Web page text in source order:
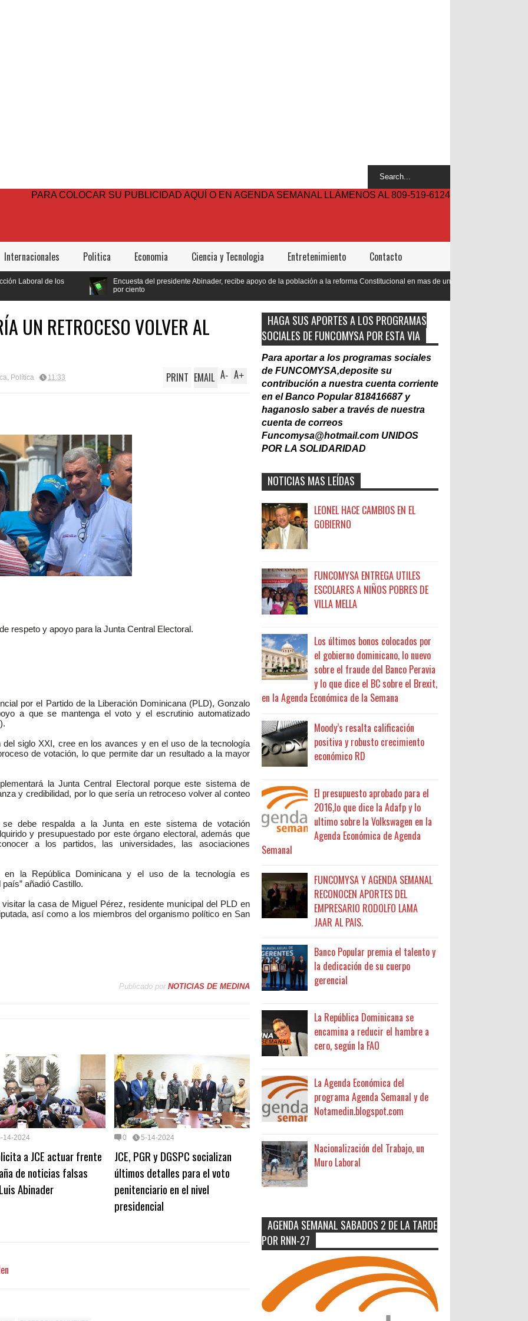
PARA COLOCAR SU PUBLICIDAD AQUÍ O EN AGENDA SEMANAL LLÁMENOS AL 809-519-6124
Internacionales Politica Economia Ciencia y Tecnologia Entretenimiento Contacto
Encuesta del presidente Abinader, recibe apoyo de la población a la reforma Constitucional en mas de un 90
Nacionalización del
UN RETROCESO VOLVER AL
, Política 11:33 A+
A-
PRINT EMAIL
respeto y apoyo para la Junta Central Electoral.
por el Partido de la Liberación Dominicana (PLD), Gonzalo
a que se mantenga el voto y el escrutinio automatizado
siglo XXI, cree en los avances y en el uso de la tecnología
de votación, lo que permite dar un resultado a la mayor
la Junta Central Electoral porque este sistema de
y credibilidad, por lo que sería un retroceso volver al conteo
se debe respalda a la Junta en este sistema de votación
y presupuestado por este órgano electoral, además que
a los partidos, las universidades, las asociaciones
en la República Dominicana y el uso de la tecnología es
añadió Castillo.
la casa de Miguel Pérez, residente municipal del PLD en
así como a los miembros del organismo político en San
Publicado por NOTICIAS DE MEDINA
14-2024
a JCE actuar frente
de noticias falsas
Abinader
0 5-14-2024
JCE, PGR y DGSPC socializan
últimos detalles para el voto
penitenciario en el nivel
presidencial
HAGA SUS APORTES A LOS PROGRAMAS
SOCIALES DE FUNCOMYSA POR ESTA VIA
Para aportar a los programas sociales
de FUNCOMYSA,deposite su
contribución a nuestra cuenta corriente
en el Banco Popular 818416687 y
haganoslo saber a través de nuestra
cuenta de correos
Funcomysa@hotmail.com UNIDOS
POR LA SOLIDARIDAD
NOTICIAS MAS LEÍDAS
LEONEL HACE CAMBIOS EN EL
GOBIERNO
FUNCOMYSA ENTREGA UTILES
ESCOLARES A NIÑOS POBRES DE
VILLA MELLA
Los últimos bonos colocados por
el gobierno dominicano, lo nuevo
sobre el fraude del Banco Peravia
y lo que dice el BC sobre el Brexit,
en la Agenda Económica de la Semana
Moody’s resalta calificación
positiva y robusto crecimiento
económico RD
El presupuesto aprobado para el
2016,lo que dice la Adafp y lo
ultimo sobre la Volkswagen en la
Agenda Económica de Agenda
Semanal
FUNCOMYSA Y AGENDA SEMANAL
RECONOCEN APORTES DEL
EMPRESARIO RODOLFO LAMA
JAAR AL PAIS.
Banco Popular premia el talento y
la dedicación de su cuerpo
gerencial
La República Dominicana se
encamina a reducir el hambre a
cero, según la FAO
La Agenda Económica del
programa Agenda Semanal y de
Notamedin.blogspot.com
Nacionalización del Trabajo, un
Muro Laboral
AGENDA SEMANAL SABADOS 2 DE LA TARDE
POR RNN-27